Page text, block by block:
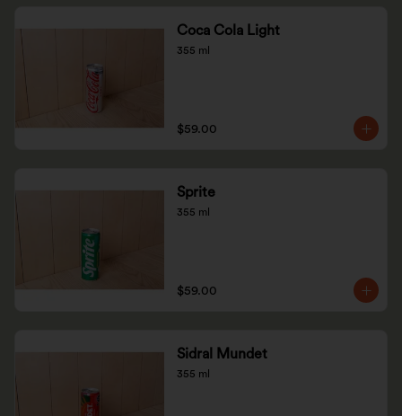
Coca Cola Light
355 ml
$59.00
Sprite
355 ml
$59.00
Sidral Mundet
355 ml